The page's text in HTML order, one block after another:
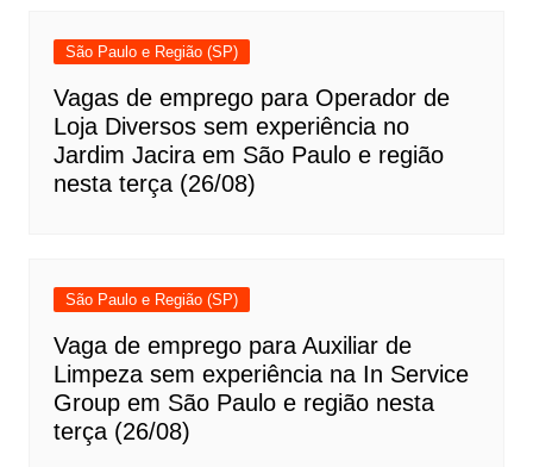
São Paulo e Região (SP)
Vagas de emprego para Operador de
Loja Diversos sem experiência no
Jardim Jacira em São Paulo e região
nesta terça (26/08)
São Paulo e Região (SP)
Vaga de emprego para Auxiliar de
Limpeza sem experiência na In Service
Group em São Paulo e região nesta
terça (26/08)